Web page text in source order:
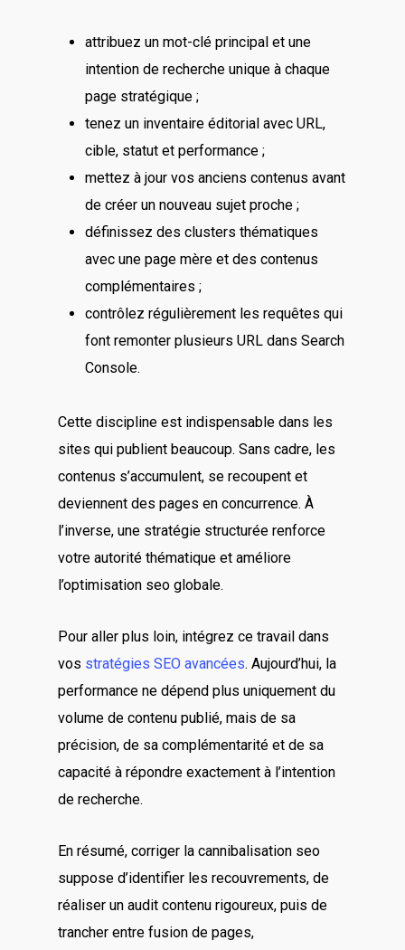
attribuez un mot-clé principal et une
intention de recherche unique à chaque
page stratégique ;
tenez un inventaire éditorial avec URL,
cible, statut et performance ;
mettez à jour vos anciens contenus avant
de créer un nouveau sujet proche ;
définissez des clusters thématiques
avec une page mère et des contenus
complémentaires ;
contrôlez régulièrement les requêtes qui
font remonter plusieurs URL dans Search
Console.
Cette discipline est indispensable dans les
sites qui publient beaucoup. Sans cadre, les
contenus s’accumulent, se recoupent et
deviennent des pages en concurrence. À
l’inverse, une stratégie structurée renforce
votre autorité thématique et améliore
l’optimisation seo globale.
Pour aller plus loin, intégrez ce travail dans
vos stratégies SEO avancées. Aujourd’hui, la
performance ne dépend plus uniquement du
volume de contenu publié, mais de sa
précision, de sa complémentarité et de sa
capacité à répondre exactement à l’intention
de recherche.
En résumé, corriger la cannibalisation seo
suppose d’identifier les recouvrements, de
réaliser un audit contenu rigoureux, puis de
trancher entre fusion de pages,